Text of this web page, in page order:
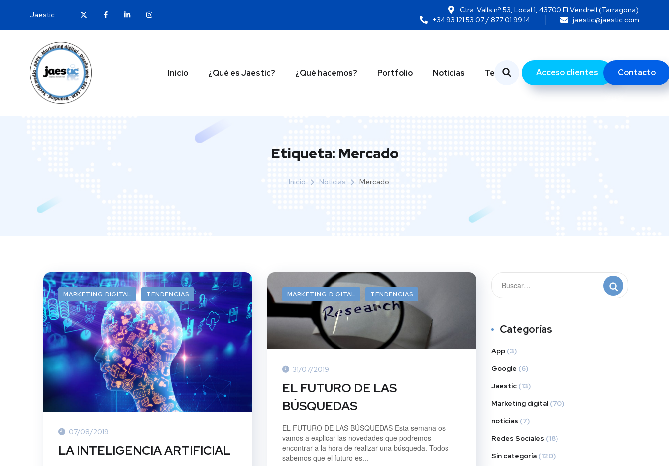
Jaestic
Ctra. Valls nº 53, Local 1, 43700 El Vendrell (Tarragona)
+34 93 121 53 07 / 877 01 99 14
jaestic@jaestic.com
Inicio ¿Qué es Jaestic? ¿Qué hacemos? Portfolio Noticias Temas Acceso clientes Contacto
Etiqueta: Mercado
Inicio Noticias Mercado
MARKETING DIGITAL TENDENCIAS
07/08/2019
LA INTELIGENCIA ARTIFICIAL
MARKETING DIGITAL TENDENCIAS
31/07/2019
EL FUTURO DE LAS
BÚSQUEDAS
EL FUTURO DE LAS BÚSQUEDAS Esta semana os
vamos a explicar las novedades que podremos
encontrar a la hora de realizar una búsqueda. Todos
sabemos que el futuro es...
Categorías
App (3)
Google (6)
Jaestic (13)
Marketing digital (70)
noticias (7)
Redes Sociales (18)
Sin categoría (120)